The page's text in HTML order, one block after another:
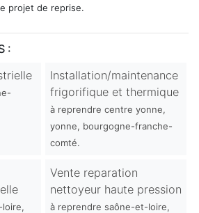
projet de reprise.
:
Installation/maintenance
frigorifique et thermique
à reprendre centre yonne,
yonne, bourgogne-franche-
comté.
Vente reparation
nettoyeur haute pression
à reprendre saône-et-loire,